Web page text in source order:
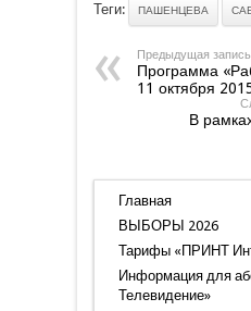
Теги: ПАШЕНЦЕВА
Предыдущая
Программа
11 октября
В
Главная
ВЫБОРЫ 2026
Тарифы «ПРИНТ
Информация для
Телевидение»